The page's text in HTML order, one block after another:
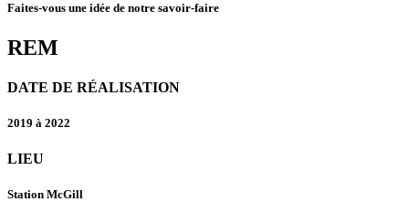
Faites-vous une idée de notre savoir-faire
REM
DATE DE RÉALISATION
2019 à 2022
LIEU
Station McGill